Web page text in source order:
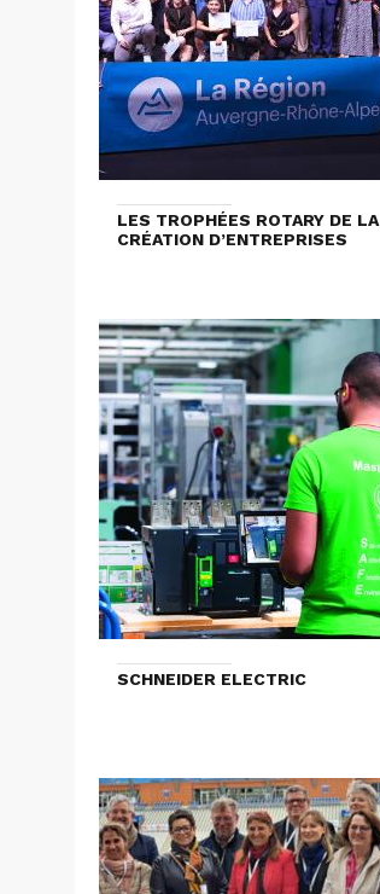
LES TROPHÉES ROTARY DE LA
CRÉATION D’ENTREPRISES
SCHNEIDER ELECTRIC